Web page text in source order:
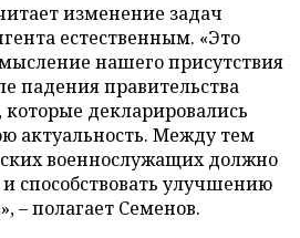
изменение задач
естественным. «Это
нашего присутствия
падения правительства
декларировались
актуальность. Между тем
военнослужащих должно
способствовать улучшению
– полагает Семенов.